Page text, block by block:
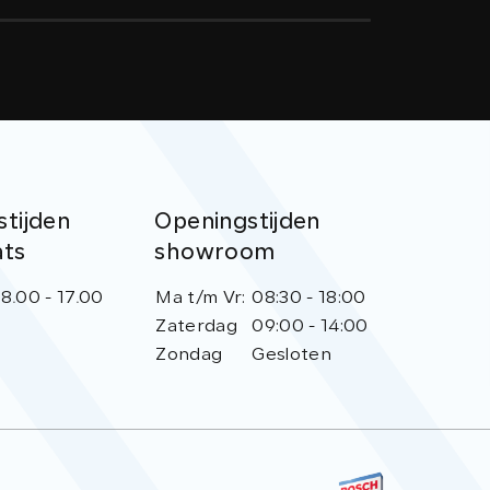
8.00 - 17.00
Openingstijden
showroom
Ma t/m Vr: 08:30 - 18:00
Zaterdag
09:00 - 14:00
Zondag
Gesloten